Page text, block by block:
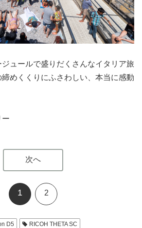
ュールで盛りだくさんなイタリア旅
めくくりにふさわしい、本当に感動
ー
次へ
1 2
D5
RICOH THETA SC